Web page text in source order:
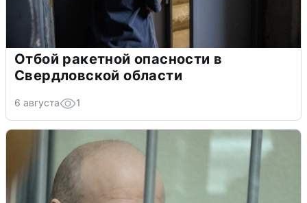
Отбой ракетной опасности в
Свердловской области
6 августа 1